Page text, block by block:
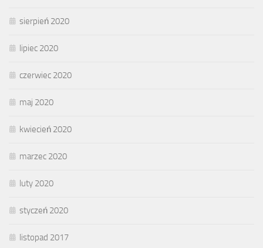
sierpień 2020
lipiec 2020
czerwiec 2020
maj 2020
kwiecień 2020
marzec 2020
luty 2020
styczeń 2020
listopad 2017